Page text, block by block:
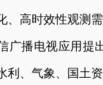
、高时效性观测
广播电视应用提
利、气象、国土